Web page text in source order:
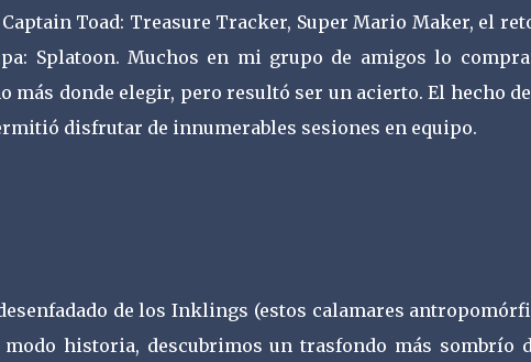
Toad: Treasure Tracker, Super Mario Maker, el
Splatoon. Muchos en mi grupo de amigos lo
más donde elegir, pero resultó ser un acierto. El hecho
disfrutar de innumerables sesiones en equipo.
de los Inklings (estos calamares
historia, descubrimos un trasfondo más sombrío